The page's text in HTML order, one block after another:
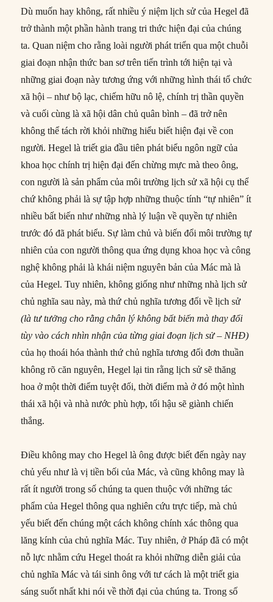
Dù muốn hay không, rất nhiều ý niệm lịch sử của Hegel đã
trở thành một phần hành trang tri thức hiện đại của chúng
ta. Quan niệm cho rằng loài người phát triển qua một chuỗi
giai đoạn nhận thức ban sơ trên tiến trình tới hiện tại và
những giai đoạn này tương ứng với những hình thái tổ chức
xã hội – như bộ lạc, chiếm hữu nô lệ, chính trị thần quyền
và cuối cùng là xã hội dân chủ quân bình – đã trở nên
không thể tách rời khỏi những hiểu biết hiện đại về con
người. Hegel là triết gia đầu tiên phát biểu ngôn ngữ của
khoa học chính trị hiện đại đến chừng mực mà theo ông,
con người là sản phẩm của môi trường lịch sử xã hội cụ thể
chứ không phải là sự tập hợp những thuộc tính “tự nhiên” ít
nhiều bất biến như những nhà lý luận về quyền tự nhiên
trước đó đã phát biểu. Sự làm chủ và biến đổi môi trường tự
nhiên của con người thông qua ứng dụng khoa học và công
nghệ không phải là khái niệm nguyên bản của Mác mà là
của Hegel. Tuy nhiên, không giống như những nhà lịch sử
chủ nghĩa sau này, mà thứ chủ nghĩa tương đối về lịch sử
(là tư tưởng cho rằng chân lý không bất biến mà thay đổi
tùy vào cách nhìn nhận của từng giai đoạn lịch sử – NHĐ)
của họ thoái hóa thành thứ chủ nghĩa tương đối đơn thuần
không rõ căn nguyên, Hegel lại tin rằng lịch sử sẽ thăng
hoa ở một thời điểm tuyệt đối, thời điểm mà ở đó một hình
thái xã hội và nhà nước phù hợp, tối hậu sẽ giành chiến
thắng.
Điều không may cho Hegel là ông được biết đến ngày nay
chủ yếu như là vị tiền bối của Mác, và cũng không may là
rất ít người trong số chúng ta quen thuộc với những tác
phẩm của Hegel thông qua nghiên cứu trực tiếp, mà chủ
yếu biết đến chúng một cách không chính xác thông qua
lăng kính của chủ nghĩa Mác. Tuy nhiên, ở Pháp đã có một
nỗ lực nhằm cứu Hegel thoát ra khỏi những diễn giải của
chủ nghĩa Mác và tái sinh ông với tư cách là một triết gia
sáng suốt nhất khi nói về thời đại của chúng ta. Trong số